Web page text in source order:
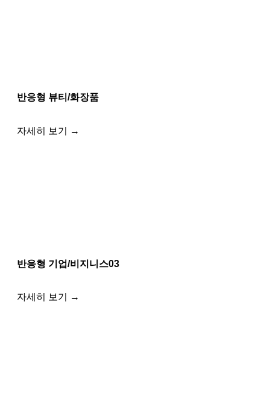
반응형 뷰티/화장품
자세히 보기 →
반응형 기업/비지니스03
자세히 보기 →